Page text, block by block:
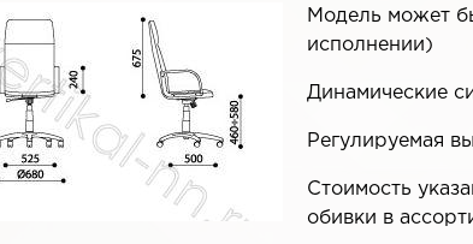
Модель может
исполнении)
Динамические
Регулируемая
Стоимость
обивки в